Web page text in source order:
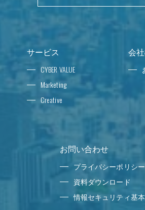
サービス
CYBER VALUE
Marketing
Creative
会
お問い合わせ
プライバシーポリシー
資料ダウンロード
情報セキュリティ基